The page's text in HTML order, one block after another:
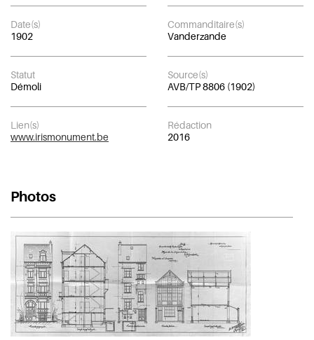
Date(s)
1902
Commanditaire(s)
Vanderzande
Statut
Démoli
Source(s)
AVB/TP 8806 (1902)
Lien(s)
www.irismonument.be
Rédaction
2016
Photos